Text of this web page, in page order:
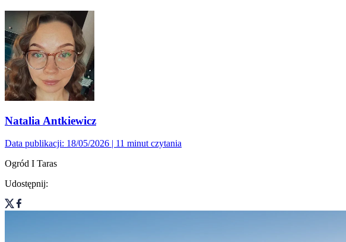
Natalia Antkiewicz
Data publikacji: 18/05/2026 | 11 minut czytania
Ogród I Taras
Udostępnij: